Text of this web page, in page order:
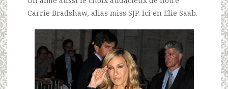
Carrie Bradshaw, alias miss SJP. Ici en Elie Saab.